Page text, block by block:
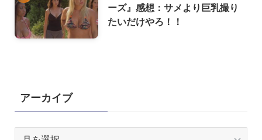
ーズ』感想：サメより巨乳撮り
たいだけやろ！！
アーカイブ